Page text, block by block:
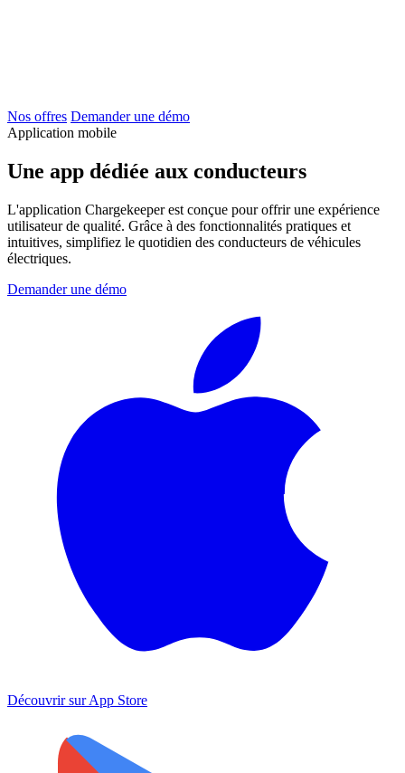
Nos offres Demander une démo
Application mobile
Une app dédiée aux conducteurs
L'application Chargekeeper est conçue pour offrir une expérience
utilisateur de qualité. Grâce à des fonctionnalités pratiques et
intuitives, simplifiez le quotidien des conducteurs de véhicules
électriques.
Demander une démo
Découvrir sur App Store